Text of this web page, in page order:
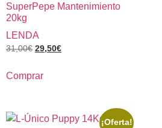
SuperPepe Mantenimiento
20kg
LENDA
31,00€ 29,50€
Comprar
¡Oferta!